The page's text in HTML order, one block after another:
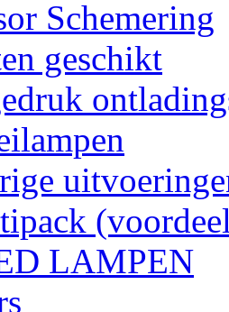
Schemering
geschikt
LAMPEN